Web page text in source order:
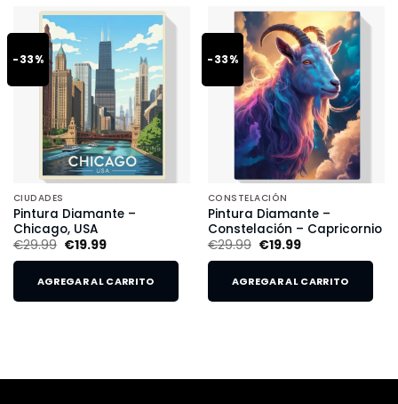
-33%
CIUDADES
Pintura Diamante –
Chicago, USA
€29.99 €19.99
AGREGAR AL CARRITO
-33%
CONSTELACIÓN
Pintura Diamante –
Constelación – Capricornio
€29.99 €19.99
AGREGAR AL CARRITO